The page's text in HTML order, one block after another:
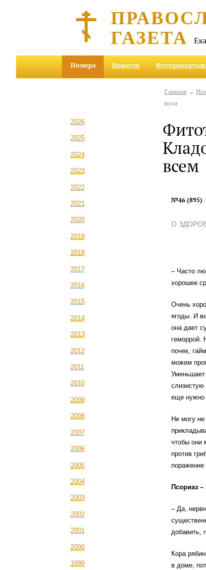
ГАЗЕТА
Номера Новости
2026
2025
2024
2023
2022
2021
2020
2019
2018
2017
2016
2015
2014
2013
2012
2011
2010
2009
2008
2007
2006
2005
2004
2003
2002
2001
2000
1999
Главная →
всем
всем
№46 (895)
О
– Часто
хорошее
Очень
ягоды. И
она дает
геморрой.
почек,
можем
Уменьшает
слизистую
еще нужно
Не могу
чтобы они
против
поражение
Псориаз
– Да,
добавить,
Кора
в доме,